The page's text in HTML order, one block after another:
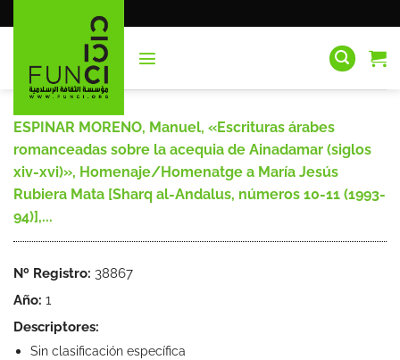
al
ESPINAR MORENO, Manuel, «Escrituras árabes
romanceadas sobre la acequia de Ainadamar (siglos
xiv-xvi)», Homenaje/Homenatge a María Jesús
Rubiera Mata [Sharq al-Andalus, números 10-11 (1993-
94)],...
Nº Registro: 38867
Año: 1
Descriptores:
Sin clasificación específica